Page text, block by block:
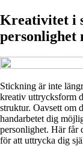
Kreativitet i
personlighet
Stickning är inte
kreativ uttrycksform
struktur. Oavsett om
handarbetet dig
personlighet. Här får
för att uttrycka dig